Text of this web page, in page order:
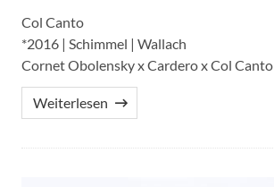
Col Canto
*2016 | Schimmel | Wallach
Cornet Obolensky x Cardero x Col Canto
Weiterlesen